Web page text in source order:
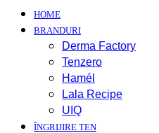
HOME
BRANDURI
Derma Factory
Tenzero
Hamél
Lala Recipe
UIQ
ÎNGRIJIRE TEN